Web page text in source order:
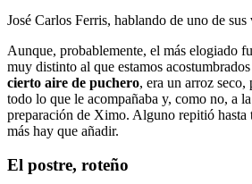
José Carlos Ferris, hablando de uno de sus
Aunque, probablemente, el más elogiado
muy distinto al que estamos
cierto aire de puchero, era un arroz seco,
todo lo que le acompañaba y, como no, a
preparación de Ximo. Alguno repitió hasta
más hay que añadir.
El postre, roteño